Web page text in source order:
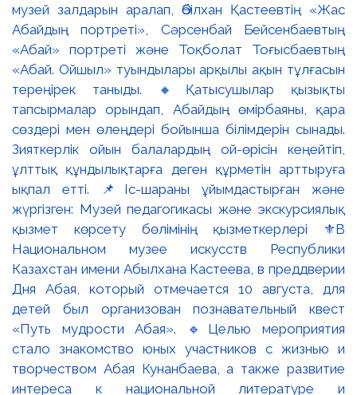
музей залдарын аралап, Әбілхан Қастеевтің «Жас
Абайдың портреті», Сәрсенбай Бейсенбаевтың
«Абай» портреті және Тоқболат Тоғысбаевтың
«Абай. Ойшыл» туындылары арқылы ақын тұлғасын
тереңірек таныды. 🔸Қатысушылар қызықты
тапсырмалар орындап, Абайдың өмірбаяны, қара
сөздері мен өлеңдері бойынша білімдерін сынады.
Зияткерлік ойын балалардың ой-өрісін кеңейтіп,
ұлттық құндылықтарға деген құрметін арттыруға
ықпал етті. 📌Іс-шараны ұйымдастырған және
жүргізген: Музей педагогикасы және экскурсиялық
қызмет көрсету бөлімінің қызметкерлері ⚜️В
Национальном музее искусств Республики
Казахстан имени Абылхана Кастеева, в преддверии
Дня Абая, который отмечается 10 августа, для
детей был организован познавательный квест
«Путь мудрости Абая». 🔹Целью мероприятия
стало знакомство юных участников с жизнью и
творчеством Абая Кунанбаева, а также развитие
интереса к национальной литературе и